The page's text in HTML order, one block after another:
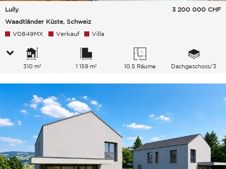
Lully
Waadtländer Küste, Schweiz
3 200 000 CHF
V0849MX Verkauf Villa
310 m² 1 159 m² 10.5 Räume Dachgeschoss/3